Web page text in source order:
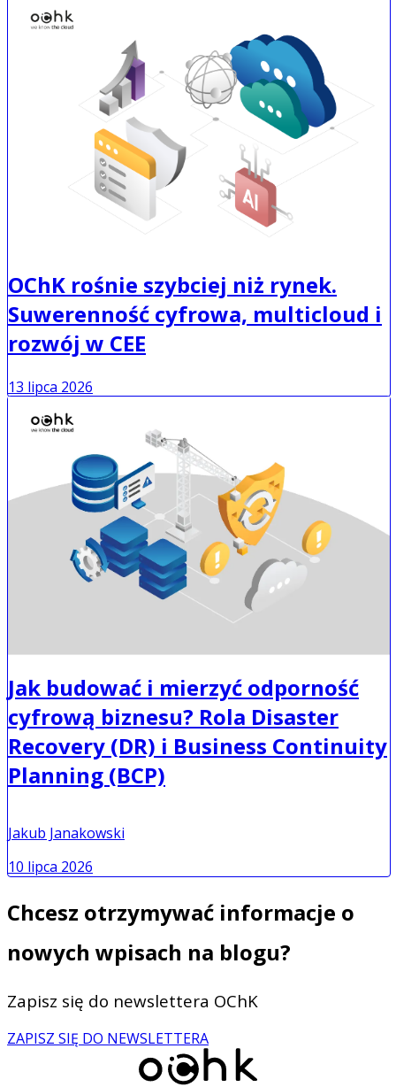
OChK rośnie szybciej niż rynek.
Suwerenność cyfrowa, multicloud i
rozwój w CEE
13 lipca 2026
Jak budować i mierzyć odporność
cyfrową biznesu? Rola Disaster
Recovery (DR) i Business Continuity
Planning (BCP)
Jakub Janakowski
10 lipca 2026
Chcesz otrzymywać informacje o
nowych wpisach na blogu?
Zapisz się do newslettera OChK
ZAPISZ SIĘ DO NEWSLETTERA